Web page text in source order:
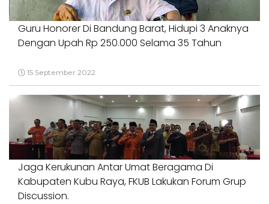
Guru Honorer Di Bandung Barat, Hidupi 3 Anaknya
Dengan Upah Rp 250.000 Selama 35 Tahun
15 September 2022
Jaga Kerukunan Antar Umat Beragama Di
Kabupaten Kubu Raya, FKUB Lakukan Forum Grup
Discussion.